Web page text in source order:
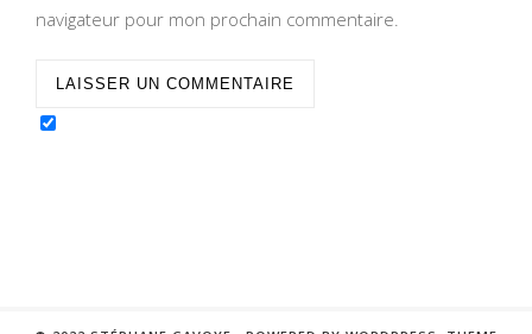
navigateur pour mon prochain commentaire.